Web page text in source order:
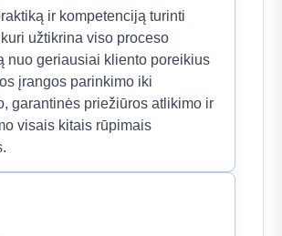
ir kompetenciją turinti
užtikrina viso proceso
nuo geriausiai kliento poreikius
įrangos parinkimo iki
garantinės priežiūros atlikimo ir
visais kitais rūpimais